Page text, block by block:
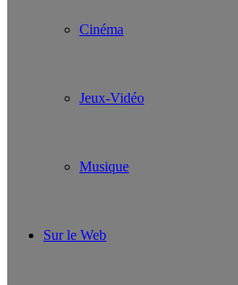
Cinéma
Jeux-Vidéo
Musique
Sur le Web